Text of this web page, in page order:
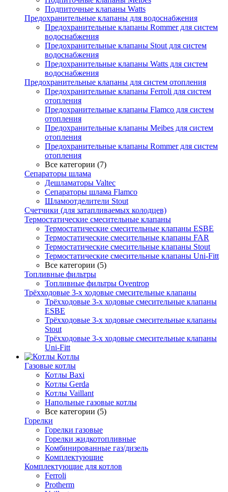
Подпиточные клапаны Watts
Предохранительные клапаны для водоснабжения
Предохранительные клапаны Rommer для систем
водоснабжения
Предохранительные клапаны Stout для систем
водоснабжения
Предохранительные клапаны Watts для систем
водоснабжения
Предохранительные клапаны для систем отопления
Предохранительные клапаны Ferroli для систем
отопления
Предохранительные клапаны Flamco для систем
отопления
Предохранительные клапаны Meibes для систем
отопления
Предохранительные клапаны Rommer для систем
отопления
Все категории (7)
Сепараторы шлама
Дешламаторы Valtec
Сепараторы шлама Flamco
Шламоотделители Stout
Счетчики (для затапливаемых колодцев)
Термостатические смесительные клапаны
Термостатические смесительные клапаны ESBE
Термостатические смесительные клапаны FAR
Термостатические смесительные клапаны Stout
Термостатические смесительные клапаны Uni-Fitt
Все категории (5)
Топливные фильтры
Топливные фильтры Oventrop
Трёхходовые 3-х ходовые смесительные клапаны
Трёхходовые 3-х ходовые смесительные клапаны
ESBE
Трёхходовые 3-х ходовые смесительные клапаны
Stout
Трёхходовые 3-х ходовые смесительные клапаны
Uni-Fitt
Котлы
Газовые котлы
Котлы Baxi
Котлы Gerda
Котлы Vaillant
Напольные газовые котлы
Все категории (5)
Горелки
Горелки газовые
Горелки жидкотопливные
Комбинированные газ/дизель
Комплектующие
Комплектующие для котлов
Ferroli
Protherm